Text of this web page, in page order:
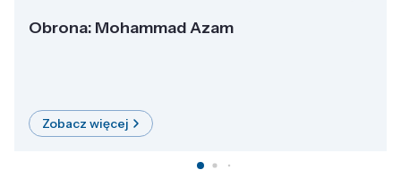
Obrona: Mohammad Azam
Zobacz więcej